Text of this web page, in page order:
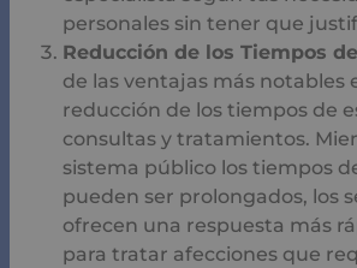
personales sin tener que
Reducción de los Tiempos
de las ventajas más notables
reducción de los tiempos de
consultas y tratamientos.
sistema público los tiempos
pueden ser prolongados, los
ofrecen una respuesta más
para tratar afecciones que